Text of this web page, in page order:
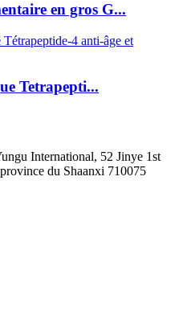
en gros G...
Tetrapepti...
International, 52 Jinye 1st
du Shaanxi 710075